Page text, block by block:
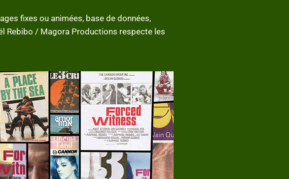
fixes ou animées, base de données,
Rebibo / Magora Productions respecte les